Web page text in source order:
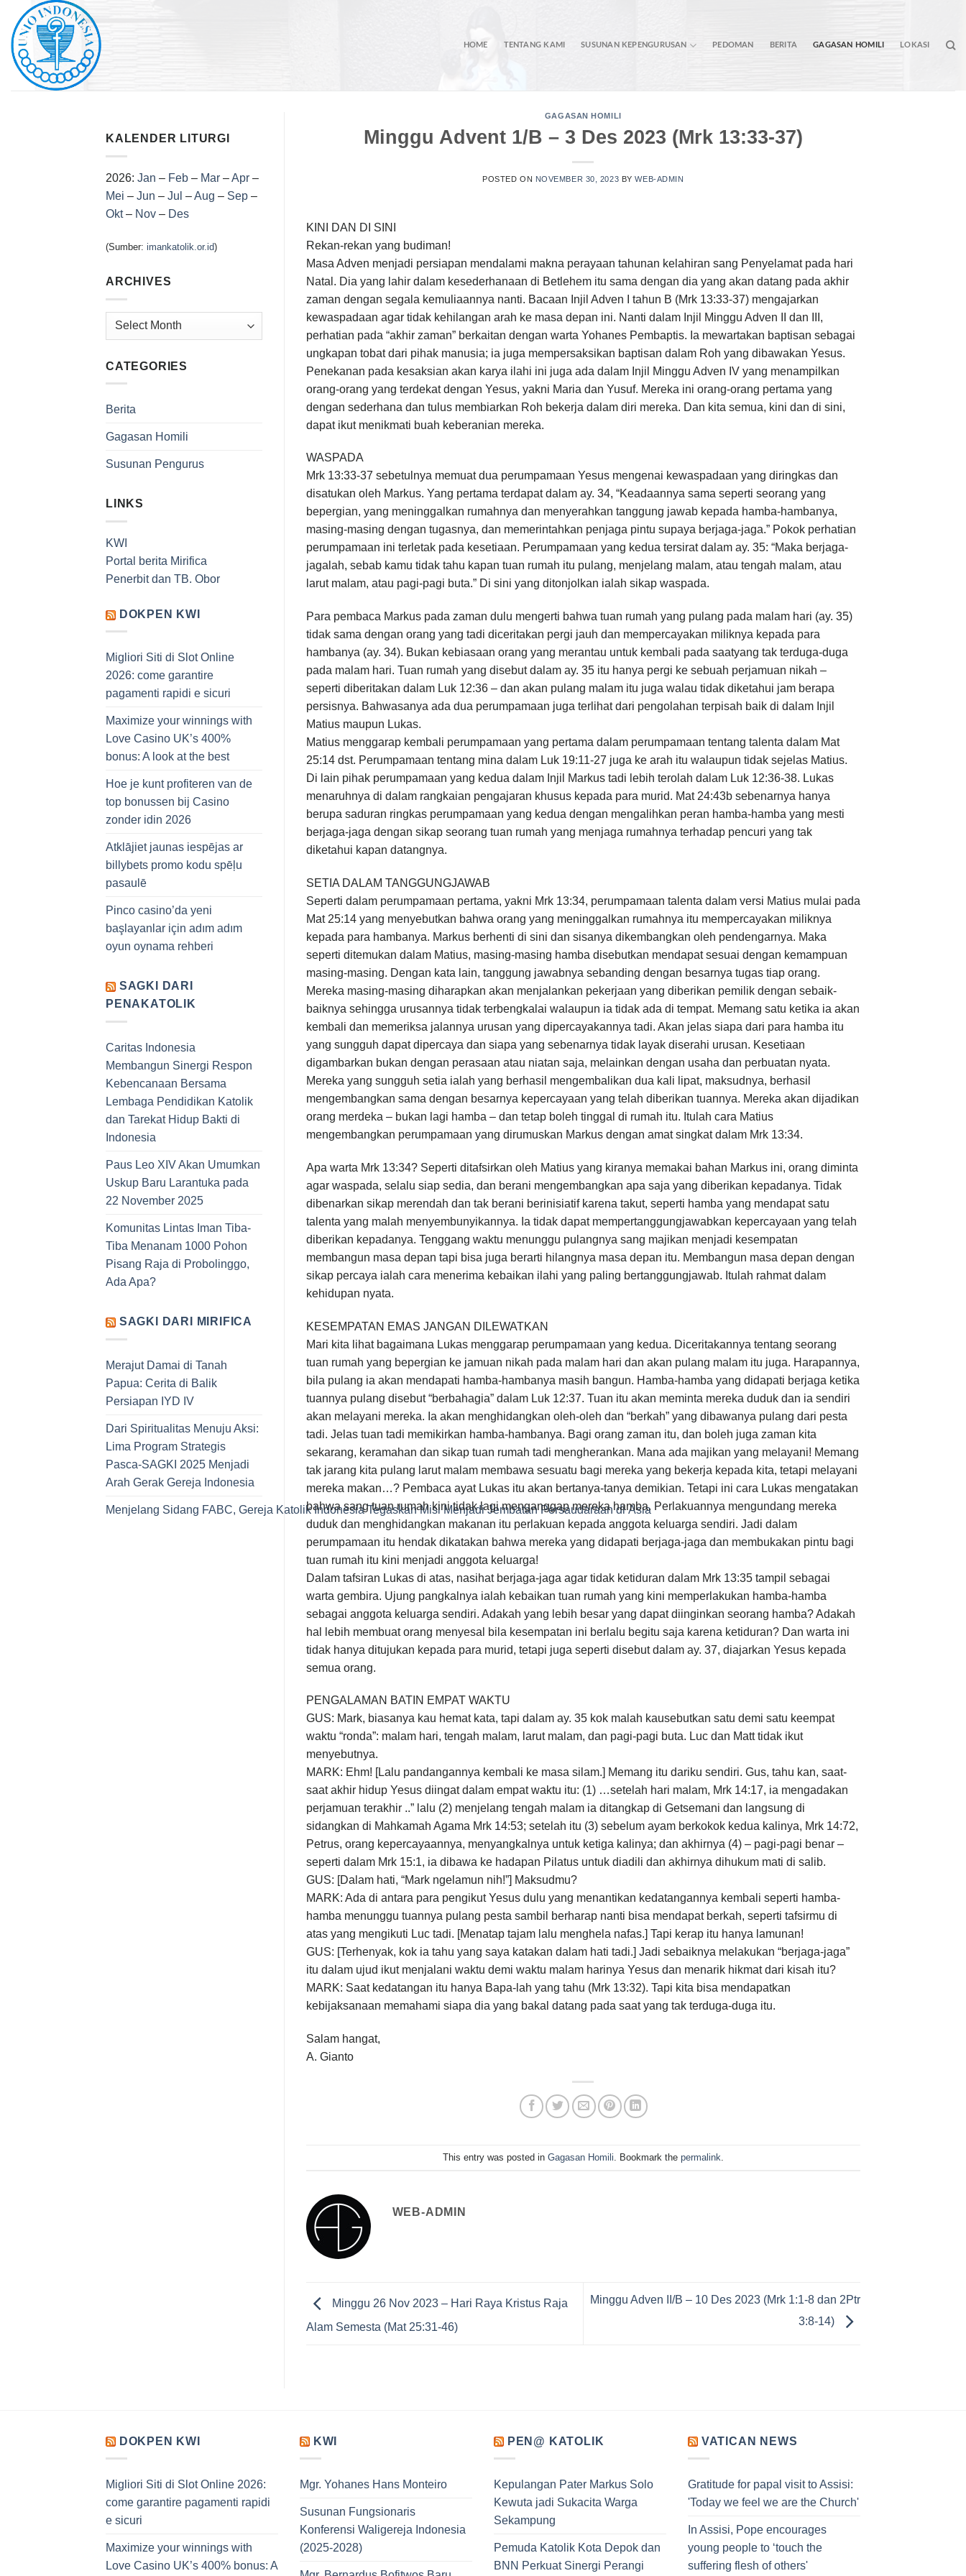
content
HOME TENTANG KAMI SUSUNAN KEPENGURUSAN PEDOMAN BERITA GAGASAN HOMILI LOKASI
KALENDER LITURGI
2026: Jan – Feb – Mar –Apr –
Mei – Jun – Jul –Aug – Sep –
Okt– Nov – Des
(Sumber: imankatolik.or.id)
ARCHIVES
Archives
CATEGORIES
Berita
Gagasan Homili
Susunan Pengurus
LINKS
KWI
Portal berita Mirifica
Penerbit dan TB. Obor
DOKPEN KWI
Migliori Siti di Slot Online
2026: come garantire
pagamenti rapidi e sicuri
Maximize your winnings with
Love Casino UK’s 400%
bonus: A look at the best
Hoe je kunt profiteren van de
top bonussen bij Casino
zonder idin 2026
Atklājiet jaunas iespējas ar
billybets promo kodu spēļu
pasaulē
Pinco casino’da yeni
başlayanlar için adım adım
oyun oynama rehberi
SAGKI DARI
PENAKATOLIK
Caritas Indonesia
Membangun Sinergi Respon
Kebencanaan Bersama
Lembaga Pendidikan Katolik
dan Tarekat Hidup Bakti di
Indonesia
Paus Leo XIV Akan Umumkan
Uskup Baru Larantuka pada
22 November 2025
Komunitas Lintas Iman Tiba-
Tiba Menanam 1000 Pohon
Pisang Raja di Probolinggo,
Ada Apa?
SAGKI DARI MIRIFICA
Merajut Damai di Tanah
Papua: Cerita di Balik
Persiapan IYD IV
Dari Spiritualitas Menuju Aksi:
Lima Program Strategis
Pasca-SAGKI 2025 Menjadi
Arah Gerak Gereja Indonesia
Menjelang Sidang FABC, Gereja Katolik Indonesia Tegaskan Misi Menjadi Jembatan Persaudaraan di Asia
GAGASAN HOMILI
Minggu Advent 1/B – 3 Des 2023 (Mrk 13:33-37)
POSTED ON NOVEMBER 30, 2023 BYWEB-ADMIN
KINI DAN DI SINI
Rekan-rekan yang budiman!
Masa Adven menjadi persiapan mendalami makna perayaan tahunan kelahiran sang Penyelamat pada hari
Natal. Dia yang lahir dalam kesederhanaan di Betlehem itu sama dengan dia yang akan datang pada akhir
zaman dengan segala kemuliaannya nanti. Bacaan Injil Adven I tahun B (Mrk 13:33-37) mengajarkan
kewaspadaan agar tidak kehilangan arah ke masa depan ini. Nanti dalam Injil Minggu Adven II dan III,
perhatian pada “akhir zaman” berkaitan dengan warta Yohanes Pembaptis. Ia mewartakan baptisan sebagai
ungkapan tobat dari pihak manusia; ia juga mempersaksikan baptisan dalam Roh yang dibawakan Yesus.
Penekanan pada kesaksian akan karya ilahi ini juga ada dalam Injil Minggu Adven IV yang menampilkan
orang-orang yang terdekat dengan Yesus, yakni Maria dan Yusuf. Mereka ini orang-orang pertama yang
dengan sederhana dan tulus membiarkan Roh bekerja dalam diri mereka. Dan kita semua, kini dan di sini,
dapat ikut menikmati buah keberanian mereka.
WASPADA
Mrk 13:33-37 sebetulnya memuat dua perumpamaan Yesus mengenai kewaspadaan yang diringkas dan
disatukan oleh Markus. Yang pertama terdapat dalam ay. 34, “Keadaannya sama seperti seorang yang
bepergian, yang meninggalkan rumahnya dan menyerahkan tanggung jawab kepada hamba-hambanya,
masing-masing dengan tugasnya, dan memerintahkan penjaga pintu supaya berjaga-jaga.” Pokok perhatian
perumpamaan ini terletak pada kesetiaan. Perumpamaan yang kedua tersirat dalam ay. 35: “Maka berjaga-
jagalah, sebab kamu tidak tahu kapan tuan rumah itu pulang, menjelang malam, atau tengah malam, atau
larut malam, atau pagi-pagi buta.” Di sini yang ditonjolkan ialah sikap waspada.
Para pembaca Markus pada zaman dulu mengerti bahwa tuan rumah yang pulang pada malam hari (ay. 35)
tidak sama dengan orang yang tadi diceritakan pergi jauh dan mempercayakan miliknya kepada para
hambanya (ay. 34). Bukan kebiasaan orang yang merantau untuk kembali pada saatyang tak terduga-duga
pada malam hari. Tuan rumah yang disebut dalam ay. 35 itu hanya pergi ke sebuah perjamuan nikah –
seperti diberitakan dalam Luk 12:36 – dan akan pulang malam itu juga walau tidak diketahui jam berapa
persisnya. Bahwasanya ada dua perumpamaan juga terlihat dari pengolahan terpisah baik di dalam Injil
Matius maupun Lukas.
Matius menggarap kembali perumpamaan yang pertama dalam perumpamaan tentang talenta dalam Mat
25:14 dst. Perumpamaan tentang mina dalam Luk 19:11-27 juga ke arah itu walaupun tidak sejelas Matius.
Di lain pihak perumpamaan yang kedua dalam Injil Markus tadi lebih terolah dalam Luk 12:36-38. Lukas
menaruhnya di dalam rangkaian pengajaran khusus kepada para murid. Mat 24:43b sebenarnya hanya
berupa saduran ringkas perumpamaan yang kedua dengan mengalihkan peran hamba-hamba yang mesti
berjaga-jaga dengan sikap seorang tuan rumah yang menjaga rumahnya terhadap pencuri yang tak
diketahui kapan datangnya.
SETIA DALAM TANGGUNGJAWAB
Seperti dalam perumpamaan pertama, yakni Mrk 13:34, perumpamaan talenta dalam versi Matius mulai pada
Mat 25:14 yang menyebutkan bahwa orang yang meninggalkan rumahnya itu mempercayakan miliknya
kepada para hambanya. Markus berhenti di sini dan sisanya dikembangkan oleh pendengarnya. Maka
seperti ditemukan dalam Matius, masing-masing hamba disebutkan mendapat sesuai dengan kemampuan
masing-masing. Dengan kata lain, tanggung jawabnya sebanding dengan besarnya tugas tiap orang.
Mereka masing-masing diharapkan akan menjalankan pekerjaan yang diberikan pemilik dengan sebaik-
baiknya sehingga urusannya tidak terbengkalai walaupun ia tidak ada di tempat. Memang satu ketika ia akan
kembali dan memeriksa jalannya urusan yang dipercayakannya tadi. Akan jelas siapa dari para hamba itu
yang sungguh dapat dipercaya dan siapa yang sebenarnya tidak layak diserahi urusan. Kesetiaan
digambarkan bukan dengan perasaan atau niatan saja, melainkan dengan usaha dan perbuatan nyata.
Mereka yang sungguh setia ialah yang berhasil mengembalikan dua kali lipat, maksudnya, berhasil
mengembangkan sama dengan besarnya kepercayaan yang telah diberikan tuannya. Mereka akan dijadikan
orang merdeka – bukan lagi hamba – dan tetap boleh tinggal di rumah itu. Itulah cara Matius
mengembangkan perumpamaan yang dirumuskan Markus dengan amat singkat dalam Mrk 13:34.
Apa warta Mrk 13:34? Seperti ditafsirkan oleh Matius yang kiranya memakai bahan Markus ini, orang diminta
agar waspada, selalu siap sedia, dan berani mengembangkan apa saja yang diberikan kepadanya. Tidak
dibenarkan sikap merendah dan tak berani berinisiatif karena takut, seperti hamba yang mendapat satu
talenta yang malah menyembunyikannya. Ia tidak dapat mempertanggungjawabkan kepercayaan yang telah
diberikan kepadanya. Tenggang waktu menunggu pulangnya sang majikan menjadi kesempatan
membangun masa depan tapi bisa juga berarti hilangnya masa depan itu. Membangun masa depan dengan
sikap percaya ialah cara menerima kebaikan ilahi yang paling bertanggungjawab. Itulah rahmat dalam
kehidupan nyata.
KESEMPATAN EMAS JANGAN DILEWATKAN
Mari kita lihat bagaimana Lukas menggarap perumpamaan yang kedua. Diceritakannya tentang seorang
tuan rumah yang bepergian ke jamuan nikah pada malam hari dan akan pulang malam itu juga. Harapannya,
bila pulang ia akan mendapati hamba-hambanya masih bangun. Hamba-hamba yang didapati berjaga ketika
tuannya pulang disebut “berbahagia” dalam Luk 12:37. Tuan itu akan meminta mereka duduk dan ia sendiri
akan melayani mereka. Ia akan menghidangkan oleh-oleh dan “berkah” yang dibawanya pulang dari pesta
tadi. Jelas tuan tadi memikirkan hamba-hambanya. Bagi orang zaman itu, dan boleh juga zaman kita
sekarang, keramahan dan sikap tuan rumah tadi mengherankan. Mana ada majikan yang melayani! Memang
tak jarang kita pulang larut malam membawa sesuatu bagi mereka yang bekerja kepada kita, tetapi melayani
mereka makan…? Pembaca ayat Lukas itu akan bertanya-tanya demikian. Tetapi ini cara Lukas mengatakan
bahwa sang tuan rumah kini tidak lagi menganggap mereka hamba. Perlakuannya mengundang mereka
duduk dan menghidangkan makanan itu perlakuan kepada anggota keluarga sendiri. Jadi dalam
perumpamaan itu hendak dikatakan bahwa mereka yang didapati berjaga-jaga dan membukakan pintu bagi
tuan rumah itu kini menjadi anggota keluarga!
Dalam tafsiran Lukas di atas, nasihat berjaga-jaga agar tidak ketiduran dalam Mrk 13:35 tampil sebagai
warta gembira. Ujung pangkalnya ialah kebaikan tuan rumah yang kini memperlakukan hamba-hamba
sebagai anggota keluarga sendiri. Adakah yang lebih besar yang dapat diinginkan seorang hamba? Adakah
hal lebih membuat orang menyesal bila kesempatan ini berlalu begitu saja karena ketiduran? Dan warta ini
tidak hanya ditujukan kepada para murid, tetapi juga seperti disebut dalam ay. 37, diajarkan Yesus kepada
semua orang.
PENGALAMAN BATIN EMPAT WAKTU
GUS: Mark, biasanya kau hemat kata, tapi dalam ay. 35 kok malah kausebutkan satu demi satu keempat
waktu “ronda”: malam hari, tengah malam, larut malam, dan pagi-pagi buta. Luc dan Matt tidak ikut
menyebutnya.
MARK: Ehm! [Lalu pandangannya kembali ke masa silam.] Memang itu dariku sendiri. Gus, tahu kan, saat-
saat akhir hidup Yesus diingat dalam empat waktu itu: (1) …setelah hari malam, Mrk 14:17, ia mengadakan
perjamuan terakhir ..” lalu (2) menjelang tengah malam ia ditangkap di Getsemani dan langsung di
sidangkan di Mahkamah Agama Mrk 14:53; setelah itu (3) sebelum ayam berkokok kedua kalinya, Mrk 14:72,
Petrus, orang kepercayaannya, menyangkalnya untuk ketiga kalinya; dan akhirnya (4) – pagi-pagi benar –
seperti dalam Mrk 15:1, ia dibawa ke hadapan Pilatus untuk diadili dan akhirnya dihukum mati di salib.
GUS: [Dalam hati, “Mark ngelamun nih!”] Maksudmu?
MARK: Ada di antara para pengikut Yesus dulu yang menantikan kedatangannya kembali seperti hamba-
hamba menunggu tuannya pulang pesta sambil berharap nanti bisa mendapat berkah, seperti tafsirmu di
atas yang mengikuti Luc tadi. [Menatap tajam lalu menghela nafas.] Tapi kerap itu hanya lamunan!
GUS: [Terhenyak, kok ia tahu yang saya katakan dalam hati tadi.] Jadi sebaiknya melakukan “berjaga-jaga”
itu dalam ujud ikut menjalani waktu demi waktu malam harinya Yesus dan menarik hikmat dari kisah itu?
MARK: Saat kedatangan itu hanya Bapa-lah yang tahu (Mrk 13:32). Tapi kita bisa mendapatkan
kebijaksanaan memahami siapa dia yang bakal datang pada saat yang tak terduga-duga itu.
Salam hangat,
A. Gianto
This entry was posted in Gagasan Homili . Bookmark the permalink
WEB-ADMIN
Minggu 26 Nov 2023 – Hari Raya Kristus Raja
Alam Semesta (Mat 25:31-46)
Minggu Adven II/B – 10 Des 2023 (Mrk 1:1-8 dan 2Ptr
3:8-14)
DOKPEN KWI
Migliori Siti di Slot Online 2026:
come garantire pagamenti rapidi
e sicuri
Maximize your winnings with
Love Casino UK’s 400% bonus: A
KWI
Mgr. Yohanes Hans Monteiro
Susunan Fungsionaris
Konferensi Waligereja Indonesia
(2025-2028)
PEN@ KATOLIK
Kepulangan Pater Markus Solo
Kewuta jadi Sukacita Warga
Sekampung
Pemuda Katolik Kota Depok dan
BNN Perkuat Sinergi Perangi
VATICAN NEWS
Gratitude for papal visit to Assisi:
'Today we feel we are the Church'
In Assisi, Pope encourages
young people to ‘touch the
suffering flesh of others'